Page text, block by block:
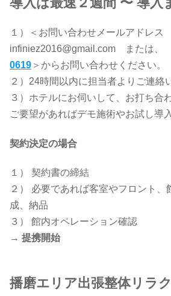
１）＜お問い合わせメールアドレス
infiniez2016@gmail.com または、
0619 ＞からお問い合わせください。
２）24時間以内に担当者よりご連絡
３）ホテルにお伺いして、お打ち合わ
ご要望があればデモ施術やお試し導
契約決定の場合
１） 契約書の締結
２） 必要であれば客室やフロント、
成、納品
３） 館内オペレーション確認
→ 提携開始
播磨エリア出張整体リラ